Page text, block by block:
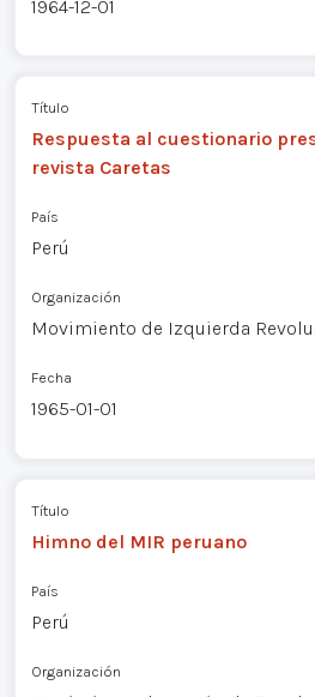
1964-12-01
Título
Respuesta al cuestionario
revista Caretas
País
Perú
Organización
Movimiento de Izquierda
Fecha
1965-01-01
Título
Himno del MIR peruano
País
Perú
Organización